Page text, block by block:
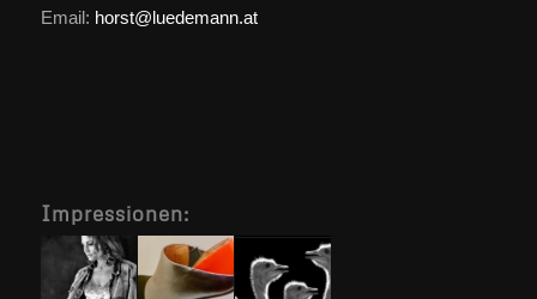
Email: horst@luedemann.at
Impressionen: